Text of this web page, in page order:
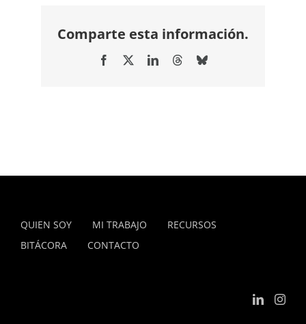
Comparte esta información.
Facebook LinkedInThreadsBluesky
QUIEN SOY MI TRABAJO
RECURSOS
BITÁCORA
CONTACTO